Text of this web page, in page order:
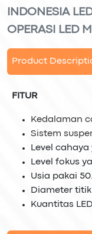
INDONESIA
OPERASI LED
Product
FITUR
Kedalaman
Sistem
Level
Level fokus
Usia pakai
Diameter titik
Kuantitas